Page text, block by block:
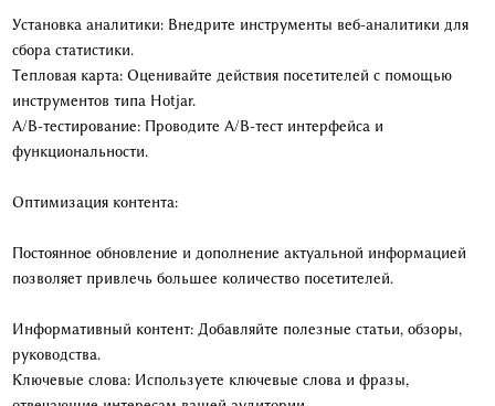
Установка аналитики: Внедрите инструменты веб-аналитики для
сбора статистики.
Тепловая карта: Оценивайте действия посетителей с помощью
инструментов типа Hotjar.
A/B-тестирование: Проводите A/B-тест интерфейса и
функциональности.
Оптимизация контента:
Постоянное обновление и дополнение актуальной информацией
позволяет привлечь большее количество посетителей.
Информативный контент: Добавляйте полезные статьи, обзоры,
руководства.
Ключевые слова: Используете ключевые слова и фразы,